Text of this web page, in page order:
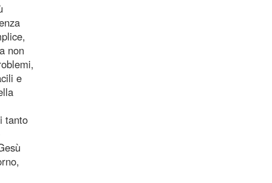
non
e
tanto